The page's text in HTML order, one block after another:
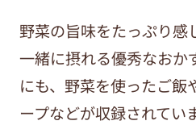
野菜の旨味をたっぷり感
一緒に摂れる優秀なおか
にも、野菜を使ったご飯
ープなどが収録されてい